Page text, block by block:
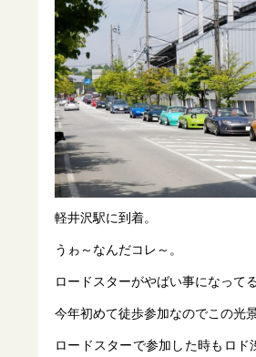
軽井沢駅に到着。
うゎ～なんだコレ～。
ロードスターがやばい事になってる
今年初めて徒歩参加なのでこの光
ロードスターで参加した時もロド